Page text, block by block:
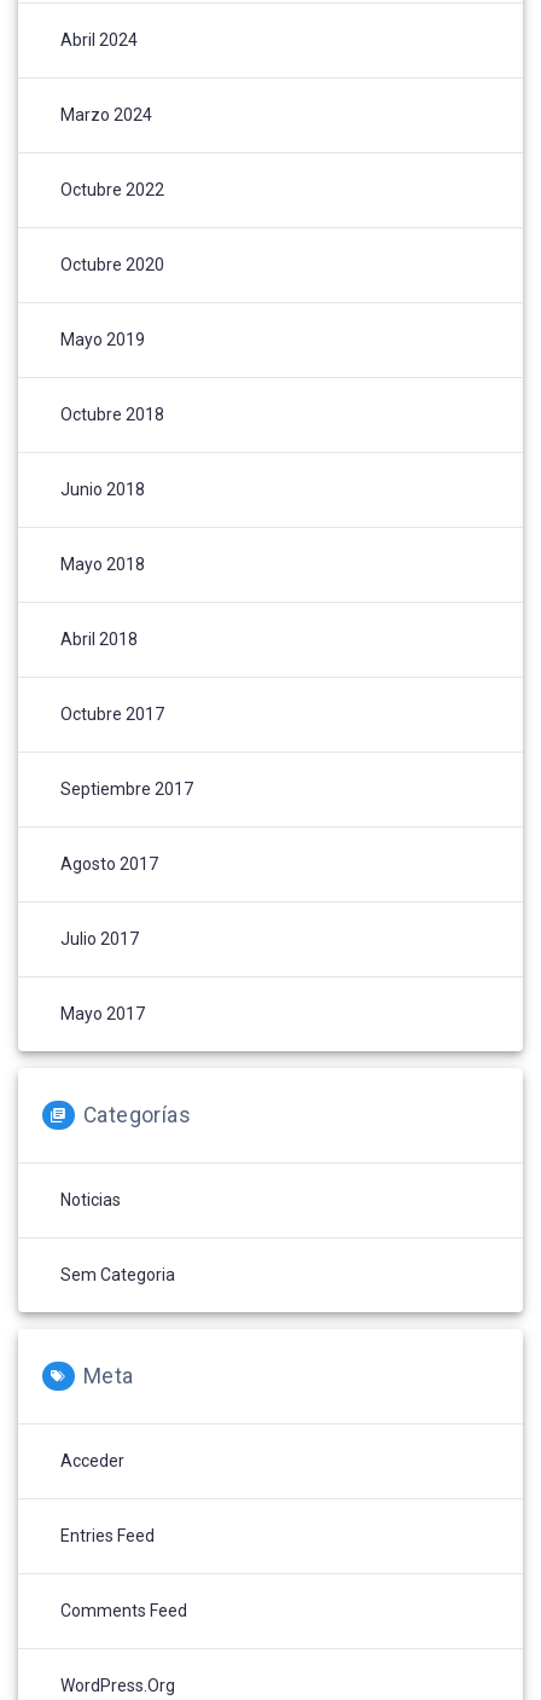
Abril 2024
Marzo 2024
Octubre 2022
Octubre 2020
Mayo 2019
Octubre 2018
Junio 2018
Mayo 2018
Abril 2018
Octubre 2017
Septiembre 2017
Agosto 2017
Julio 2017
Mayo 2017
Categorías
Noticias
Sem Categoria
Meta
Acceder
Entries Feed
Comments Feed
WordPress.org